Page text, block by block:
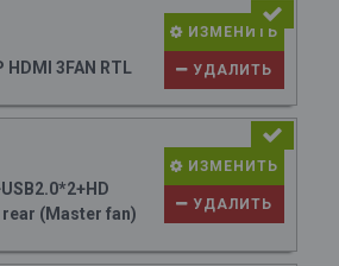
HDMI 3FAN RTL
ИЗМЕНИТЬ
УДАЛИТЬ
rear (Master fan)
ИЗМЕНИТЬ
УДАЛИТЬ